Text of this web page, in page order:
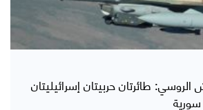
طائرتان حربيتان إسرائيليتان